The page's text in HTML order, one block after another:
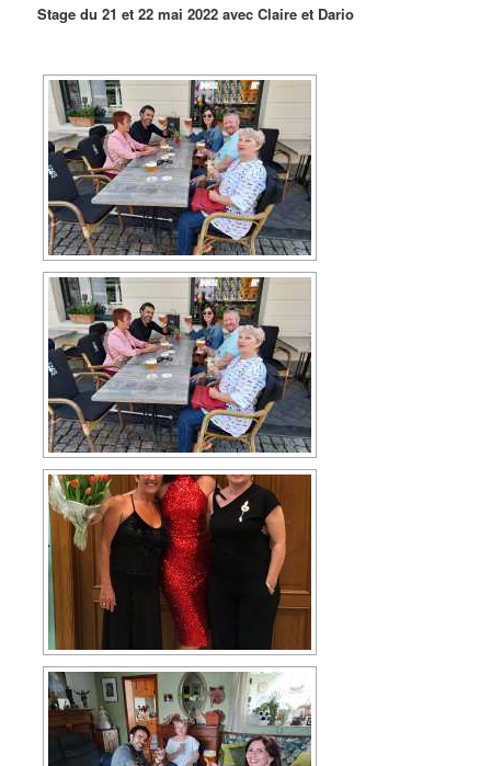
Stage du 21 et 22 mai 2022 avec Claire et Dario